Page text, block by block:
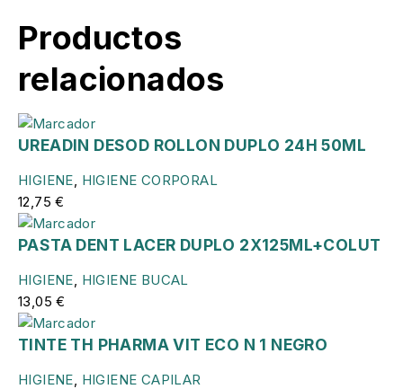
Productos
relacionados
UREADIN DESOD ROLLON DUPLO 24H 50ML
HIGIENE, HIGIENE CORPORAL
12,75€
PASTA DENT LACER DUPLO 2X125ML+COLUT
HIGIENE, HIGIENE BUCAL
13,05€
TINTE TH PHARMA VIT ECO N 1 NEGRO
HIGIENE, HIGIENE CAPILAR